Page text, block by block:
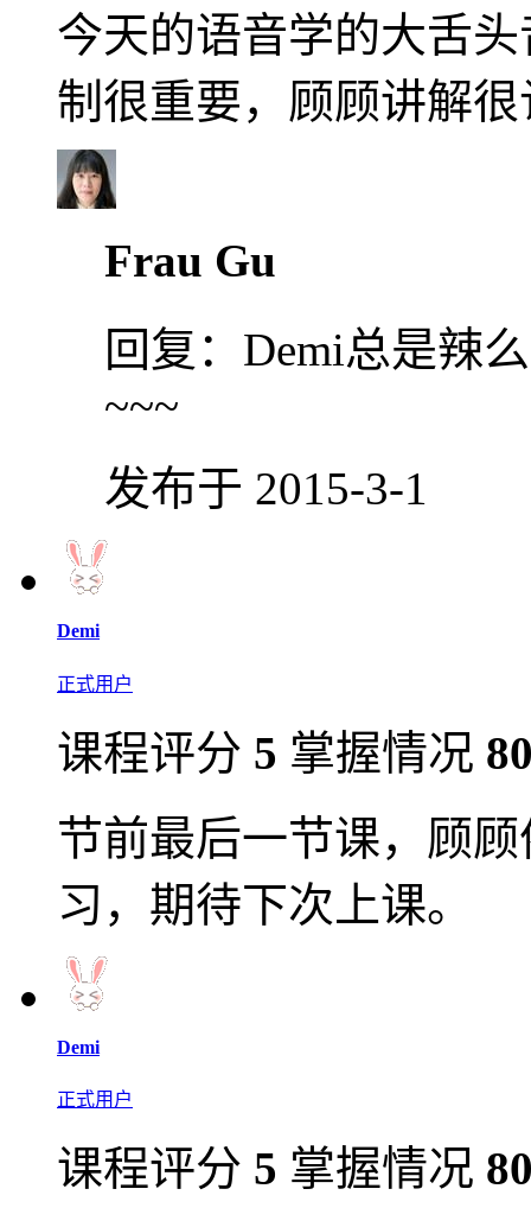
今天的语音学的大舌
制很重要，顾顾讲解很
Frau Gu
回复： Demi总是辣
~~~
发布于 2015-3-1
Demi
正式用户
课程评分 5 掌握情况
节前最后一节课，顾
习，期待下次上课。
Demi
正式用户
课程评分 5 掌握情况